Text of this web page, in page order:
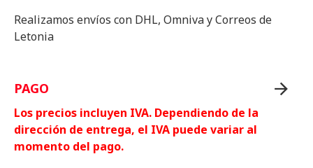
Realizamos envíos con DHL, Omniva y Correos de
Letonia
PAGO
Los precios incluyen IVA. Dependiendo de la
dirección de entrega, el IVA puede variar al
momento del pago.